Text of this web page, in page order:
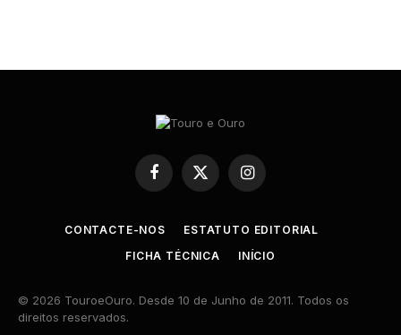
Facebook
X
Instagram
CONTACTE-NOS
ESTATUTO EDITORIAL
FICHA TÉCNICA
INÍCIO
© 2026 TouroeOuro. Desde 10 de Junho de 2011. Todos os
direitos reservados.